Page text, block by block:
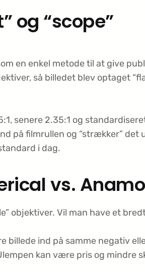
og “scope”
en enkel metode til at give
så billedet blev optaget
senere 2.35:1 og
på filmrullen og “strækker”
i dag.
vs.
objektiver. Vil man have et
billede ind på samme negativ
kan være pris og mindre